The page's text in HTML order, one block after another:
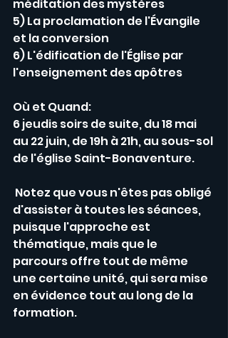
méditation des mystères
5) La proclamation de l'Évangile
et la conversion
6) L'édification de l'Église par
l'enseignement des apôtres
Où et Quand:
6 jeudis soirs de suite, du 18 mai
au 22 juin, de 19h à 21h, au sous-sol
de l'église Saint-Bonaventure.
d'assister à toutes les séances,
puisque l'approche est
thématique, mais que le
parcours offre tout de même
une certaine unité, qui sera mise
en évidence tout au long de la
formation.